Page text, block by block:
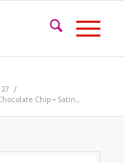
27 /
Chip – Satin...